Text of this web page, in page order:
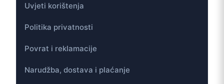
Uvjeti korištenja
Politika privatnosti
Povrat i reklamacije
Narudžba, dostava i plaćanje